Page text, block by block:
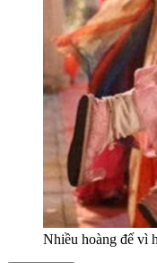
Nhiều hoàng đế vì